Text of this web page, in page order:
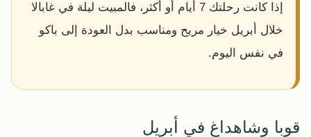
إذا كانت رحلتك 7 أيام أو أكثر، فالمبيت ليلة في غابالا
خلال أبريل خيار مريح ومناسب بدل العودة إلى باكو
في نفس اليوم.
قوبا وشاهداغ في أبريل